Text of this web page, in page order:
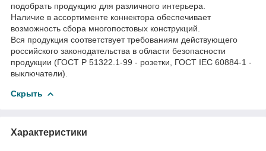
подобрать продукцию для различного интерьера.
Наличие в ассортименте коннектора обеспечивает
возможность сбора многопостовых конструкций.
Вся продукция соответствует требованиям действующего
российского законодательства в области безопасности
продукции (ГОСТ Р 51322.1-99 - розетки, ГОСТ IEC 60884-1 -
выключатели).
Скрыть
Характеристики